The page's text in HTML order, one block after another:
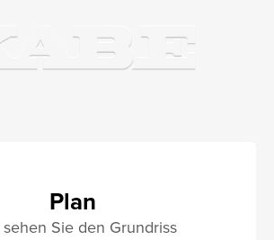
Plan
Sie den Grundriss